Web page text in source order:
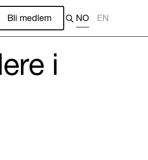
Bli medlem NO EN
i